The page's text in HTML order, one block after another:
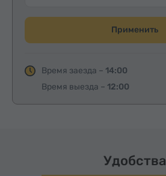
Применить
Время заезда – 14:00
Время выезда – 12:00
Удобства